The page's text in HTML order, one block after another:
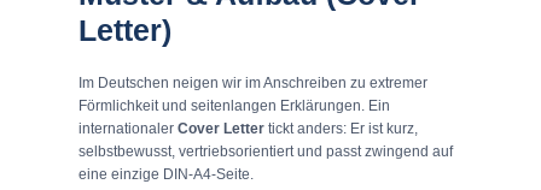
Letter)
Im Deutschen neigen wir im Anschreiben zu extremer
Förmlichkeit und seitenlangen Erklärungen. Ein
internationaler Cover Lettertickt anders: Er ist kurz,
selbstbewusst, vertriebsorientiert und passt zwingend auf
eine einzige DIN-A4-Seite.